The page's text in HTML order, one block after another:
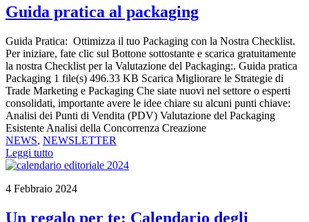
Guida pratica al packaging
Guida Pratica: Ottimizza il tuo Packaging con la Nostra Checklist.
Per iniziare, fate clic sul Bottone sottostante e scarica gratuitamente
la nostra Checklist per la Valutazione del Packaging:. Guida pratica
Packaging 1 file(s) 496.33 KB Scarica Migliorare le Strategie di
Trade Marketing e Packaging Che siate nuovi nel settore o esperti
consolidati, importante avere le idee chiare su alcuni punti chiave:
Analisi dei Punti di Vendita (PDV) Valutazione del Packaging
Esistente Analisi della Concorrenza Creazione
NEWS, NEWSLETTER
Leggi tutto
4 Febbraio 2024
Un regalo per te: Calendario degli